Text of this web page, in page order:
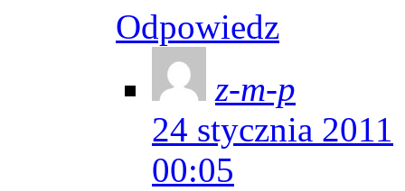
Odpowiedz
z-m-p
24 stycznia 2011
00:05